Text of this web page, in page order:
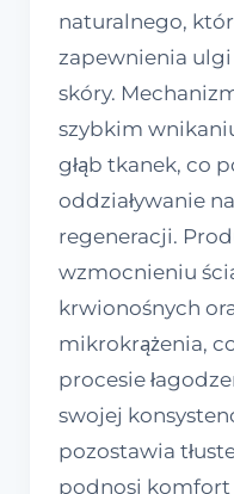
naturalnego,
zapewnienia
skóry.
szybkim
głąb tkanek, co
oddziaływanie
regeneracji.
wzmocnieniu
krwionośnych
mikrokrążenia,
procesie
swojej
pozostawia
podnosi